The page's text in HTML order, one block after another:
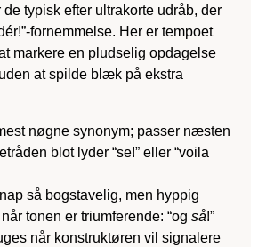
de typisk efter ultrakorte udråb, der
fornemmelse. Her er tempoet
markere en pludselig opdagelse
at spilde blæk på ekstra
nøgne synony­m; passer næsten
blot lyder “se!” eller “voila
så bogstavelig, men hyppig
tonen er triumferende: “og så!”
når konstruktøren vil signalere